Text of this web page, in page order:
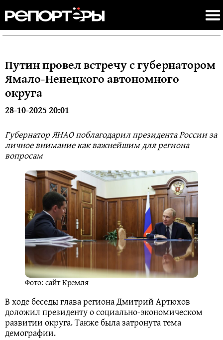
Путин провел встречу с губернатором
Ямало-Ненецкого автономного
округа
28-10-2025 20:01
Губернатор ЯНАО поблагодарил президента России за
личное внимание как важнейшим для региона
вопросам
Фото: сайт Кремля
В ходе беседы глава региона Дмитрий Артюхов
доложил президенту о социально-экономическом
развитии округа. Также была затронута тема
демографии.